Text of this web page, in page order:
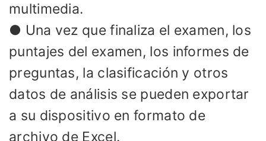
multimedia.
● Una vez que finaliza el examen, los
puntajes del examen, los informes de
preguntas, la clasificación y otros
datos de análisis se pueden exportar
a su dispositivo en formato de
archivo de Excel.